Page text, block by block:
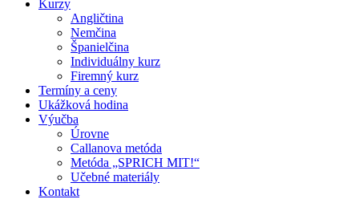
Kurzy
Angličtina
Nemčina
Španielčina
Individuálny kurz
Firemný kurz
Termíny a ceny
Ukážková hodina
Výučba
Úrovne
Callanova metóda
Metóda „SPRICH MIT!“
Učebné materiály
Kontakt